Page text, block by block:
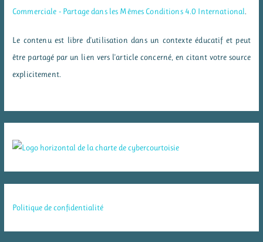
Commerciale - Partage dans les Mêmes Conditions 4.0 International.
Le contenu est libre d'utilisation dans un contexte éducatif et peut
être partagé par un lien vers l'article concerné, en citant votre source
explicitement.
Politique de confidentialité